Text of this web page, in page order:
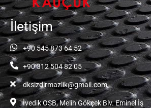
İletişim
+90 545 873 64 52
+90 312 504 82 05
dksizdirmazlik@gmail.com
İvedik OSB, Melih Gökçek Blv. Eminel İş